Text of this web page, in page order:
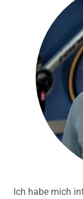
Ich habe mich